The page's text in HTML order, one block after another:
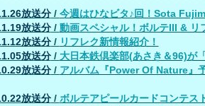
放送分/ 今週はひなビタ♪回！Sota
放送分/ 動画スペシャル！ボルテIII &
放送分/ リフレク新情報紹介！
放送分/ 大日本鉄倶楽部(あさき＆96)が
放送分/ アルバム『Power Of Nature』
放送分/ ボルテアピールカードコンテス